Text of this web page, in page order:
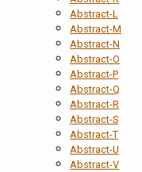
Abstract-L
Abstract-M
Abstract-N
Abstract-O
Abstract-P
Abstract-Q
Abstract-R
Abstract-S
Abstract-T
Abstract-U
Abstract-V